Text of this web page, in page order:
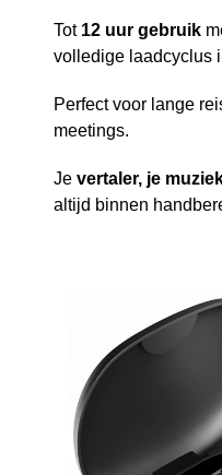
Tot 12 uur gebruik
volledige laadcyclus
Perfect voor lange
meetings.
Jevertaler, je
altijd binnen